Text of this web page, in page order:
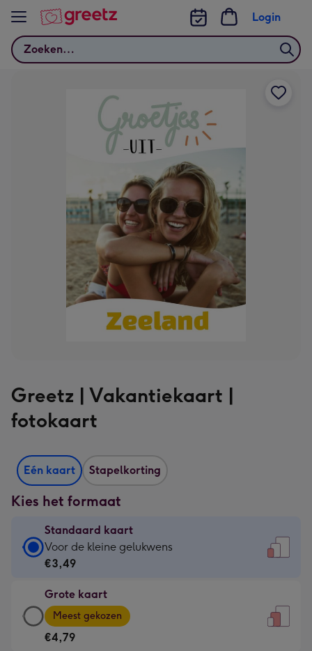
Bekijk meer
Zoeken
Login
Greetz | Vakantiekaart |
fotokaart
Eén kaart Stapelkorting
Kies het formaat
Standaard kaart
Standaard
kaart
€3,49
-
Voor
Voor de kleine gelukwens
€3,49
Grote kaart
Grote
kaart
-
Meest gekozen
€4,79